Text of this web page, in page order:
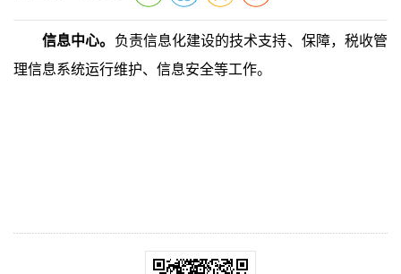
信息中心。 负责信息化建设的技术支持、保障，税收管
理信息系统运行维护、信息安全等工作。